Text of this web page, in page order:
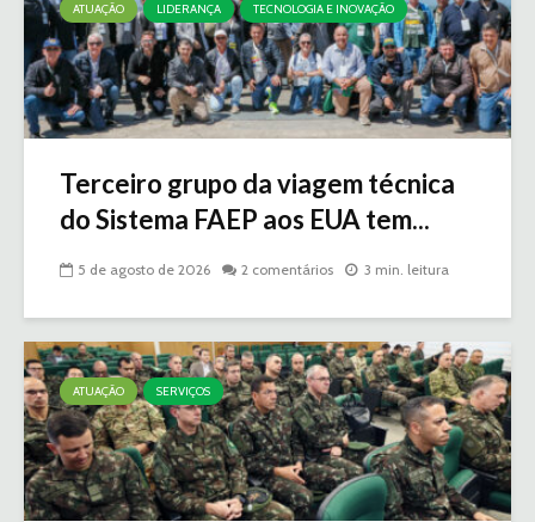
ATUAÇÃO LIDERANÇA TECNOLOGIA E INOVAÇÃO
Terceiro grupo da viagem técnica
do Sistema FAEP aos EUA tem...
5 de agosto de 2026 2 comentários 3 min. leitura
ATUAÇÃO SERVIÇOS